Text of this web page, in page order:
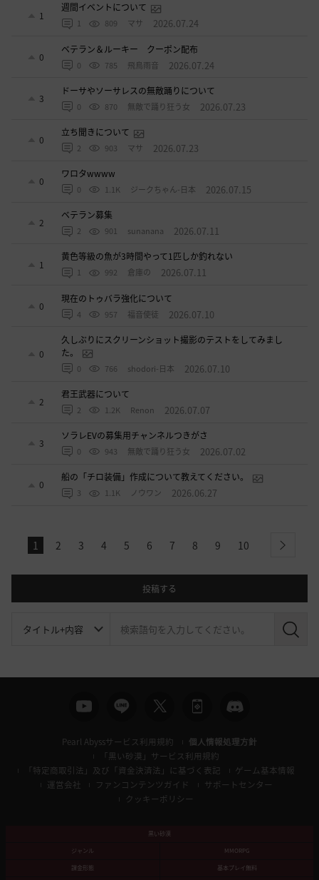
1
週間イベントについて
1 809 マサ 2026.07.24
0
ベテラン＆ルーキー クーポン配布
0 785 飛鳥雨音 2026.07.24
3
ドーサやソーサレスの無敵踊りについて
0 870 無敵で踊り狂う女 2026.07.23
0
立ち聞きについて
2 903 マサ 2026.07.23
0
ワロタwwww
0 1.1K ジークちゃん-日本 2026.07.15
2
ベテラン募集
2 901 sunanana 2026.07.11
1
黄色等級の魚が3時間やって1匹しか釣れない
1 992 倉庫の 2026.07.11
0
現在のトゥバラ強化について
4 957 福音使徒 2026.07.10
0
久しぶりにスクリーンショット撮影のテストをしてみまし
た。
0 766 shodori-日本 2026.07.10
2
君王武器について
2 1.2K Renon 2026.07.07
3
ソラレEVの募集用チャンネルつきがさ
0 943 無敵で踊り狂う女 2026.07.02
0
船の「チロ装備」作成について教えてください。
3 1.1K ノウワン 2026.06.27
1 2 3 4 5 6 7 8 9 10 next
投稿する
検
Pearl Abyssサービス利用規約
個人情報処理方針
「黒い砂漠」サービス利用規約
「特定商取引法」及び「資金決済法」に基づく表記
ゲーム基本情報
運営会社
ファンコンテンツガイド
サポートセンター
クッキーポリシー
黒い砂漠
ジャンル
MMORPG
課金形態
基本プレイ無料